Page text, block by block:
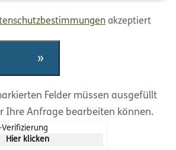
akzeptiert
Felder müssen ausgefüllt
Ihre Anfrage bearbeiten können.
Hier klicken